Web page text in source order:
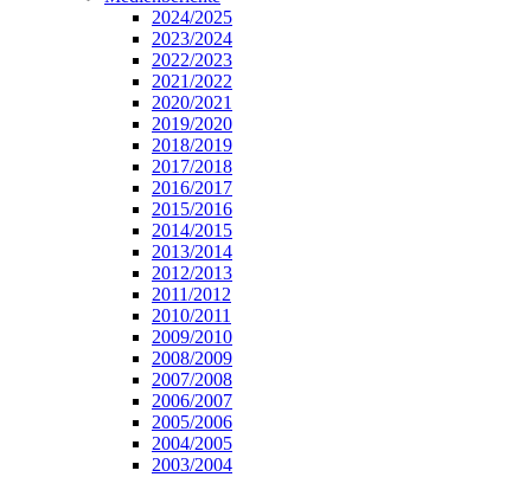
2024/2025
2023/2024
2022/2023
2021/2022
2020/2021
2019/2020
2018/2019
2017/2018
2016/2017
2015/2016
2014/2015
2013/2014
2012/2013
2011/2012
2010/2011
2009/2010
2008/2009
2007/2008
2006/2007
2005/2006
2004/2005
2003/2004